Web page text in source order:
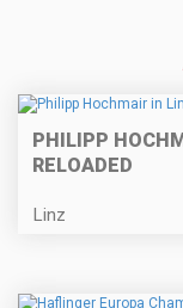
PHILIPP
RELOADED
Linz